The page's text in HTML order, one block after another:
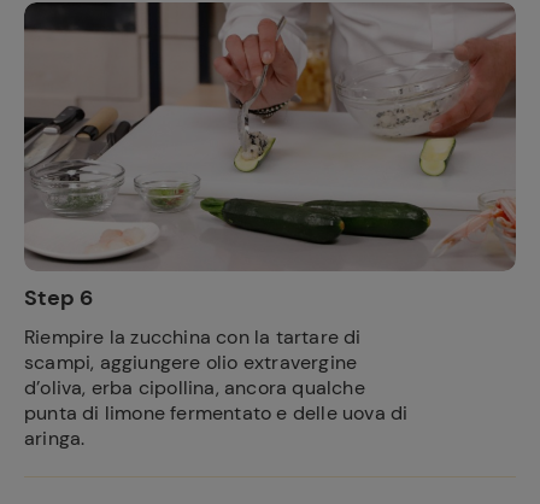
Step 6
Riempire la zucchina con la tartare di
scampi, aggiungere olio extravergine
d’oliva, erba cipollina, ancora qualche
punta di limone fermentato e delle uova di
aringa.